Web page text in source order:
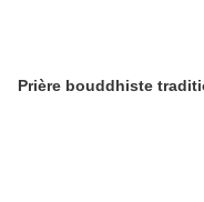
Prière bouddhiste